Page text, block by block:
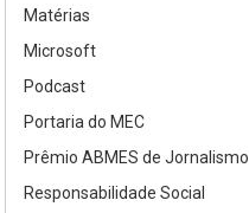
Matérias
Microsoft
Podcast
Portaria do MEC
Prêmio ABMES de Jornalismo
Responsabilidade Social